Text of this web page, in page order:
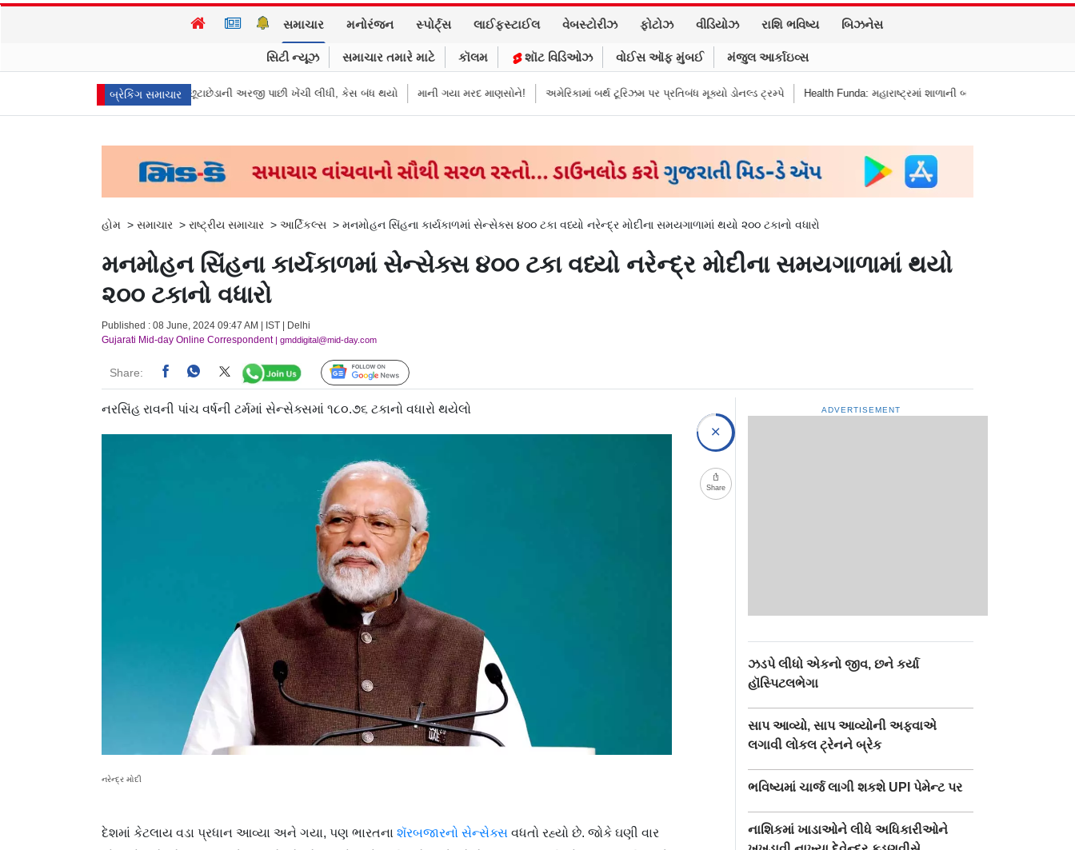
સમાચાર મનોરંજન સ્પોર્ટ્સ લાઈફસ્ટાઈલ વેબસ્ટોરીઝ ફોટોઝ વીડિયોઝ રાશિ ભવિષ્ય બિઝનેસ
સિટી ન્યૂઝ સમાચાર તમારે માટે કૉલમ શૉટ વિડિઓઝ વોઈસ ઑફ મુંબઈ મંજુલ આર્કાઇવ્સ
બ્રેકિંગ સમાચાર
પ્રધાન વિજયની પત્ની સંગીતાએ છૂટાછેડાની અરજી પાછી ખેંચી લીધી, કેસ બંધ થયો માની ગયા મરદ માણસોને! અમેરિકામાં બર્થ ટૂરિઝમ પર પ્રતિબંધ મૂક્યો ડોનલ્ડ ટ્રમ્પે Health Funda: મહારાષ્ટ્રમાં શાળાની બહાર જંક ફૂડ બૅન! બાળકોના
હોમ > સમાચાર > રાષ્ટ્રીય સમાચાર > આર્ટિકલ્સ > મનમોહન સિંહના કાર્યકાળમાં સેન્સેક્સ ૪૦૦ ટકા વધ્યો નરેન્દ્ર મોદીના સમયગાળામાં થયો ૨૦૦ ટકાનો વધારો
મનમોહન સિંહના કાર્યકાળમાં સેન્સેક્સ ૪૦૦ ટકા વધ્યો નરેન્દ્ર મોદીના સમયગાળામાં થયો
૨૦૦ ટકાનો વધારો
Published : 08 June, 2024 09:47 AM | IST | Delhi
Gujarati Mid-day Online Correspondent| gmddigital@mid-day.com
Share: Follow Us
નરસિંહ રાવની પાંચ વર્ષની ટર્મમાં સેન્સેક્સમાં ૧૮૦.૭૬ ટકાનો વધારો થયેલો
નરેન્દ્ર મોદી
દેશમાં કેટલાય વડા પ્રધાન આવ્યા અને ગયા, પણ ભારતના શૅરબજારનો સેન્સેક્સ વધતો રહ્યો છે. જોકે ઘણી વાર
Share
ADVERTISEMENT
ઝડપે લીધો એકનો જીવ, છને કર્યા
હૉસ્પિટલભેગા
સાપ આવ્યો, સાપ આવ્યોની અફવાએ
લગાવી લોકલ ટ્રેનને બ્રેક
ભવિષ્યમાં ચાર્જ લાગી શકશે UPI પેમેન્ટ પર
નાશિકમાં ખાડાઓને લીધે અધિકારીઓને